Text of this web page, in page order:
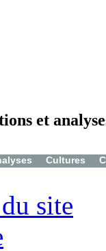
et
Cultures
site